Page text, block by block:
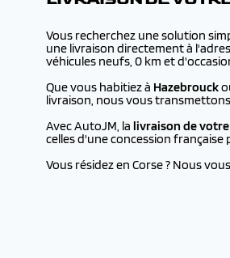
Vous recherchez une solution
une livraison directement à
véhicules neufs, 0 km et
Que vous habitiez à Hazebrouck
livraison, nous vous
Avec AutoJM, la livraison de
celles d'une concession
Vous résidez en Corse ? Nous